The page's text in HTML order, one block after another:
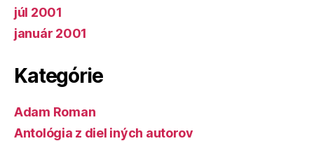
júl 2001
január 2001
Kategórie
Adam Roman
Antológia z diel iných autorov